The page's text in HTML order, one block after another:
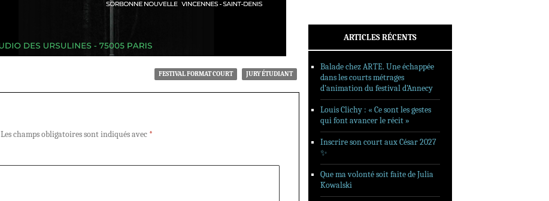
FESTIVAL FORMAT COURT JURY ÉTUDIANT
Les champs obligatoires sont indiqués avec *
ARTICLES RÉCENTS
Balade chez ARTE. Une échappée
dans les courts métrages
d’animation du festival d’Annecy
Louis Clichy : « Ce sont les gestes
qui font avancer le récit »
Inscrire son court aux César 2027
✨
Que ma volonté soit faite de Julia
Kowalski